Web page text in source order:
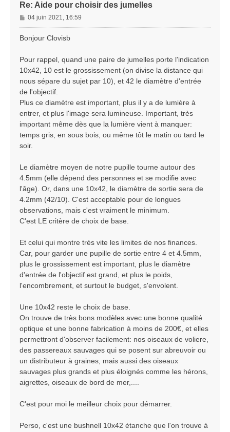
Re: Aide pour choisir des jumelles
M
e
s
g
e
04 juin 2021, 16:59
Bonjour Clovisb
Pour rappel, quand une paire de jumelles porte l'indication
10x42, 10 est le grossissement (on divise la distance qui
nous sépare du sujet par 10), et 42 le diamètre d'entrée
de l'objectif.
Plus ce diamètre est important, plus il y a de lumière à
entrer, et plus l'image sera lumineuse. Important, très
important même dès que la lumière vient à manquer:
temps gris, en sous bois, ou même tôt le matin ou tard le
soir.
Le diamètre moyen de notre pupille tourne autour des
4.5mm (elle dépend des personnes et se modifie avec
l'âge). Or, dans une 10x42, le diamètre de sortie sera de
4.2mm (42/10). C'est acceptable pour de longues
observations, mais c'est vraiment le minimum.
C'est LE critère de choix de base.
Et celui qui montre très vite les limites de nos finances.
Car, pour garder une pupille de sortie entre 4 et 4.5mm,
plus le grossissement est important, plus le diamètre
d'entrée de l'objectif est grand, et plus le poids,
l'encombrement, et surtout le budget, s'envolent.
Une 10x42 reste le choix de base.
On trouve de très bons modèles avec une bonne qualité
optique et une bonne fabrication à moins de 200€, et elles
permettront d'observer facilement: nos oiseaux de voliere,
des passereaux sauvages qui se posent sur abreuvoir ou
un distributeur à graines, mais aussi des oiseaux
sauvages plus grands et plus éloignés comme les hérons,
aigrettes, oiseaux de bord de mer,....
C'est pour moi le meilleur choix pour démarrer.
Perso, c'est une bushnell 10x42 étanche que l'on trouve à